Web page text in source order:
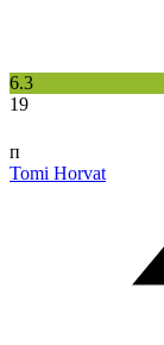
6.3
19
п
Tomi Horvat